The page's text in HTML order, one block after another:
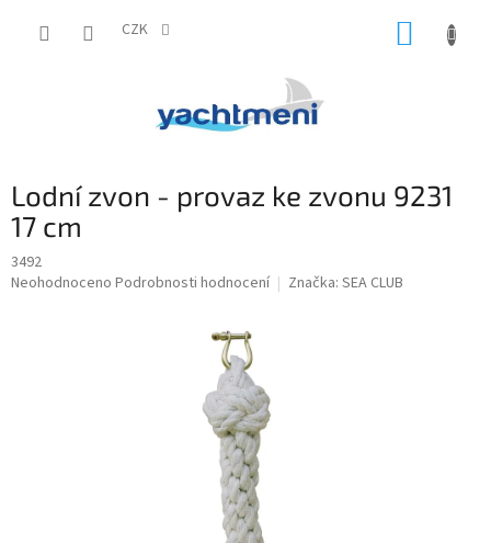
CZK
Lodní zvon - provaz ke zvonu 9231
17 cm
3492
Průměrné
Neohodnoceno Podrobnosti hodnocení Značka: SEA CLUB